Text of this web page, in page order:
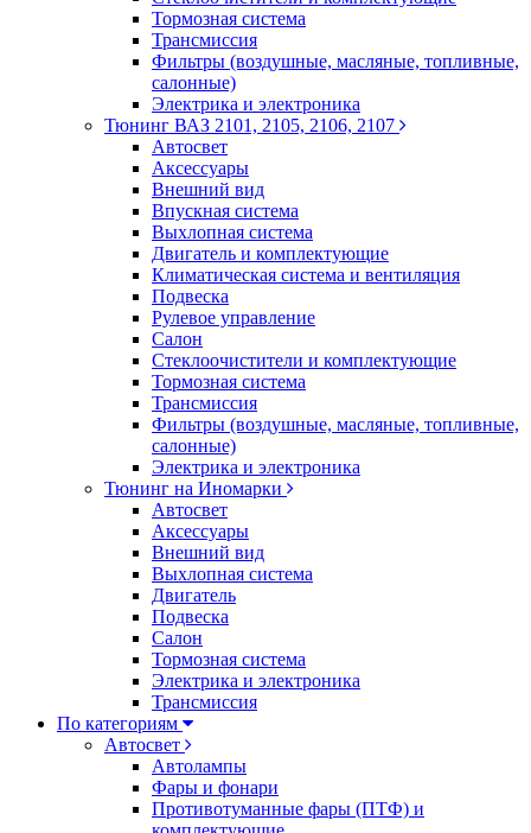
Тормозная система
Трансмиссия
Фильтры (воздушные, масляные, топливные,
салонные)
Электрика и электроника
Тюнинг ВАЗ 2101, 2105, 2106, 2107
Автосвет
Аксессуары
Внешний вид
Впускная система
Выхлопная система
Двигатель и комплектующие
Климатическая система и вентиляция
Подвеска
Рулевое управление
Салон
Стеклоочистители и комплектующие
Тормозная система
Трансмиссия
Фильтры (воздушные, масляные, топливные,
салонные)
Электрика и электроника
Тюнинг на Иномарки
Автосвет
Аксессуары
Внешний вид
Выхлопная система
Двигатель
Подвеска
Салон
Тормозная система
Электрика и электроника
Трансмиссия
По категориям
Автосвет
Автолампы
Фары и фонари
Противотуманные фары (ПТФ) и